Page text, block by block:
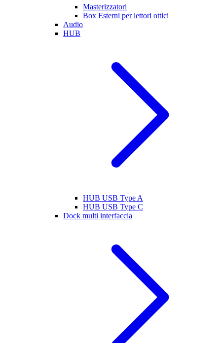
Masterizzatori
Box Esterni per lettori ottici
Audio
HUB
HUB USB Type A
HUB USB Type C
Dock multi interfaccia